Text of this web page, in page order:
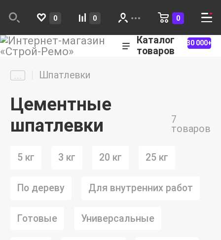
0 0 0
Каталог
товаров
30 000+
Шпатлевки
Цементные
шпатлевки
7
товаров
5 кг 3 кг 20 кг 25 кг
По дереву Для внутренних работ
Готовые Универсальные